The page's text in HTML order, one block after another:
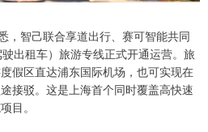
，智己联合享道出行、赛可智能共同
出租车）旅游专线正式开通运营。旅
假区直达浦东国际机场，也可实现在
接驳。这是上海首个同时覆盖高快速
目。